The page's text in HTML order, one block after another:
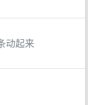
动起来